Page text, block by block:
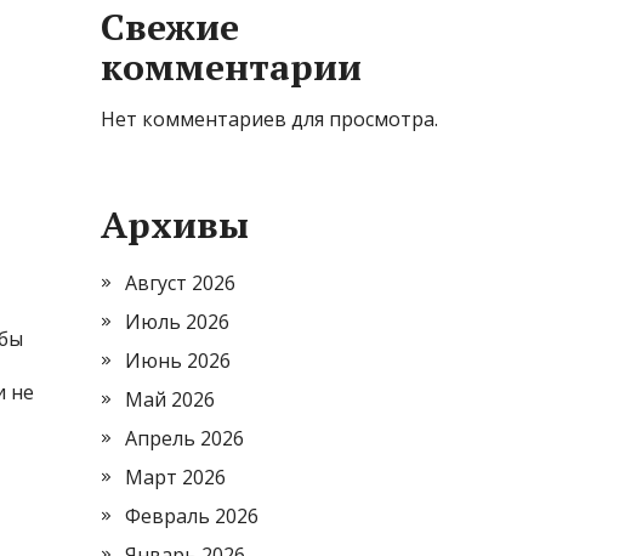
не
Свежие
комментарии
Нет комментариев для просмотра.
Архивы
Август 2026
Июль 2026
Июнь 2026
Май 2026
Апрель 2026
Март 2026
Февраль 2026